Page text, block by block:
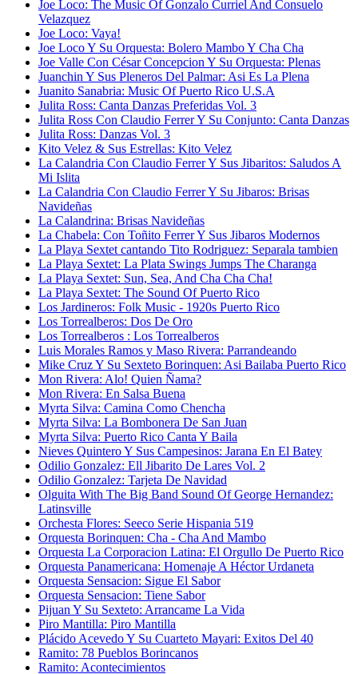
Joe Loco: The Music Of Gonzalo Curriel And Consuelo
Velazquez
Joe Loco: Vaya!
Joe Loco Y Su Orquesta: Bolero Mambo Y Cha Cha
Joe Valle Con César Concepcion Y Su Orquesta: Plenas
Juanchin Y Sus Pleneros Del Palmar: Asi Es La Plena
Juanito Sanabria: Music Of Puerto Rico U.S.A
Julita Ross: Canta Danzas Preferidas Vol. 3
Julita Ross Con Claudio Ferrer Y Su Conjunto: Canta Danzas
Julita Ross: Danzas Vol. 3
Kito Velez & Sus Estrellas: Kito Velez
La Calandria Con Claudio Ferrer Y Sus Jibaritos: Saludos A
Mi Islita
La Calandria Con Claudio Ferrer Y Su Jibaros: Brisas
Navideñas
La Calandrina: Brisas Navideñas
La Chabela: Con Toñito Ferrer Y Sus Jibaros Modernos
La Playa Sextet cantando Tito Rodriguez: Separala tambien
La Playa Sextet: La Plata Swings Jumps The Charanga
La Playa Sextet: Sun, Sea, And Cha Cha Cha!
La Playa Sextet: The Sound Of Puerto Rico
Los Jardineros: Folk Music - 1920s Puerto Rico
Los Torrealberos: Dos De Oro
Los Torrealberos : Los Torrealberos
Luis Morales Ramos y Maso Rivera: Parrandeando
Mike Cruz Y Su Sexteto Borinquen: Asi Bailaba Puerto Rico
Mon Rivera: Alo! Quien Ñama?
Mon Rivera: En Salsa Buena
Myrta Silva: Camina Como Chencha
Myrta Silva: La Bombonera De San Juan
Myrta Silva: Puerto Rico Canta Y Baila
Nieves Quintero Y Sus Campesinos: Jarana En El Batey
Odilio Gonzalez: Ell Jibarito De Lares Vol. 2
Odilio Gonzalez: Tarjeta De Navidad
Olguita With The Big Band Sound Of George Hernandez:
Latinsville
Orchesta Flores: Seeco Serie Hispania 519
Orquesta Borinquen: Cha - Cha And Mambo
Orquesta La Corporacion Latina: El Orgullo De Puerto Rico
Orquesta Panamericana: Homenaje A Héctor Urdaneta
Orquesta Sensacion: Sigue El Sabor
Orquesta Sensacion: Tiene Sabor
Pijuan Y Su Sexteto: Arrancame La Vida
Piro Mantilla: Piro Mantilla
Plácido Acevedo Y Su Cuarteto Mayari: Exitos Del 40
Ramito: 78 Pueblos Borincanos
Ramito: Acontecimientos